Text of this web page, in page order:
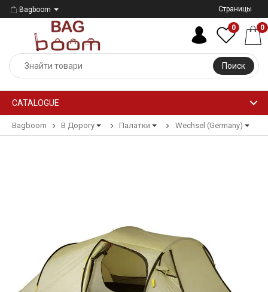
Bagboom Страницы
Поиск
0 0
CATALOGUE
Bagboom В Дорогу Палатки Wechsel (Germany)